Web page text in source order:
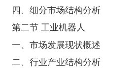
四、细分市场结构分析
第二节 工业机器人
一、市场发展现状概述
二、行业产业结构分析